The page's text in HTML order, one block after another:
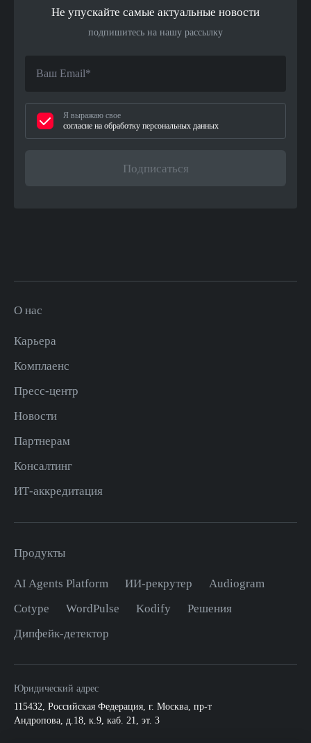
Не упускайте самые актуальные новости
подпишитесь на нашу рассылку
Я выражаю свое
согласие на обработку персональных данных
Подписаться
О нас
Карьера
Комплаенс
Пресс-центр
Новости
Партнерам
Консалтинг
ИТ-аккредитация
Продукты
AI Agents Platform ИИ-рекрутер
Audiogram
Cotype
WordPulse Kodify
Решения
Дипфейк-детектор
Юридический адрес
115432, Российская Федерация, г. Москва, пр-т
Андропова, д.18, к.9, каб. 21, эт. 3